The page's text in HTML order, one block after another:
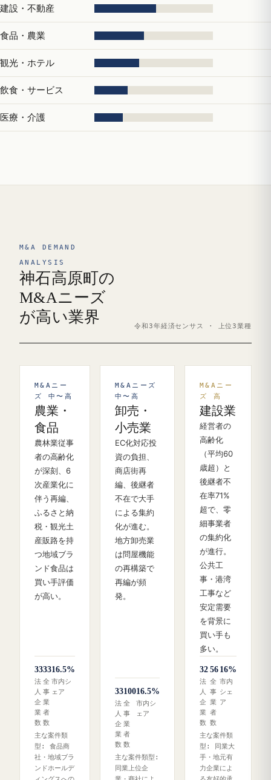
建設・不動産
食品・農業
観光・ホテル
飲食・サービス
医療・介護
M&A DEMAND
ANALYSIS
神石高原町の
M&Aニーズ
が高い業界
令和3年経済センサス · 上位3業種
M&Aニー
ズ 中〜高
農業・
食品
農林業従事
者の高齢化
が深刻、6
次産業化に
伴う再編、
ふるさと納
税・観光土
産販路を持
つ地域ブラ
ンド食品は
買い手評価
が高い。
33
法
人
企
業
数
33
全
事
業
者
数
16.5%
市内シ
ェア
主な案件類
型: 食品商
社・地域ブラ
ンドホールデ
M&Aニーズ
中〜高
卸売・
小売業
EC化対応投
資の負担、
商店街再
編、後継者
不在で大手
による集約
化が進む。
地方卸売業
は問屋機能
の再構築で
再編が頻
発。
33
法
人
企
業
数
100
全
事
業
者
数
16.5%
市内シ
ェア
主な案件類型:
同業上位企
M&Aニー
ズ 高
建設業
経営者の
高齢化
（平均60
歳超）と
後継者不
在率71%
超で、零
細事業者
の集約化
が進行。
公共工
事・港湾
工事など
安定需要
を背景に
買い手も
多い。
32
法
人
企
業
数
56
全
事
業
者
数
16%
市内
シェ
ア
主な案件類
型: 同業大
手・地元有
力企業によ